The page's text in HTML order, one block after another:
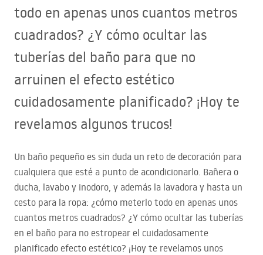
todo en apenas unos cuantos metros
cuadrados? ¿Y cómo ocultar las
tuberías del baño para que no
arruinen el efecto estético
cuidadosamente planificado? ¡Hoy te
revelamos algunos trucos!
Un baño pequeño es sin duda un reto de decoración para
cualquiera que esté a punto de acondicionarlo. Bañera o
ducha, lavabo y inodoro, y además la lavadora y hasta un
cesto para la ropa: ¿cómo meterlo todo en apenas unos
cuantos metros cuadrados? ¿Y cómo ocultar las tuberías
en el baño para no estropear el cuidadosamente
planificado efecto estético? ¡Hoy te revelamos unos